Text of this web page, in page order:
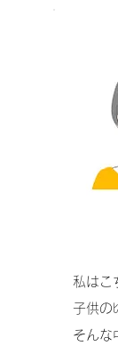
私はこ
子供の
そんな